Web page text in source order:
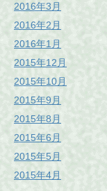
2016年3月
2016年2月
2016年1月
2015年12月
2015年10月
2015年9月
2015年8月
2015年6月
2015年5月
2015年4月